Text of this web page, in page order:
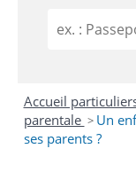
Accueil
parentale > Un
ses parents ?